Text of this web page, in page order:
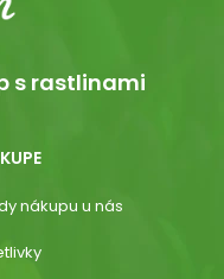
s rastlinami
nákupu u nás